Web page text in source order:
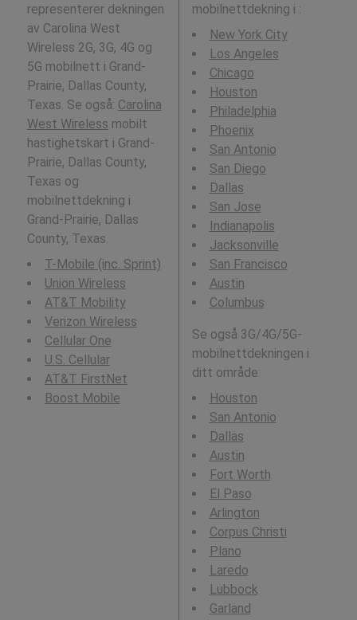
representerer dekningen
av Carolina West
Wireless 2G, 3G, 4G og
5G mobilnett i Grand-
Prairie, Dallas County,
Texas. Se også: Carolina
West Wireless mobilt
hastighetskart i Grand-
Prairie, Dallas County,
Texas og
mobilnettdekning i
Grand-Prairie, Dallas
County, Texas.
T-Mobile (inc. Sprint)
Union Wireless
AT&T Mobility
Verizon Wireless
Cellular One
U.S. Cellular
AT&T FirstNet
Boost Mobile
mobilnettdekning i :
New York City
Los Angeles
Chicago
Houston
Philadelphia
Phoenix
San Antonio
San Diego
Dallas
San Jose
Indianapolis
Jacksonville
San Francisco
Austin
Columbus
Se også 3G/4G/5G-
mobilnettdekningen i
ditt område:
Houston
San Antonio
Dallas
Austin
Fort Worth
El Paso
Arlington
Corpus Christi
Plano
Laredo
Lubbock
Garland